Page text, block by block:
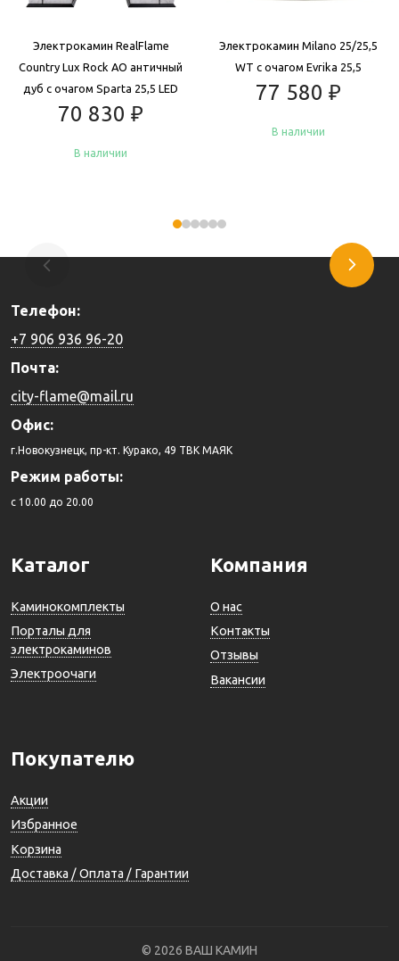
Электрокамин RealFlame
Country Lux Rock AO античный
дуб с очагом Sparta 25,5 LED
70 830 ₽
В наличии
Электрокамин Milano 25/25,5
WT с очагом Evrika 25,5
77 580 ₽
В наличии
Телефон:
+7 906 936 96-20
Почта:
city-flame@mail.ru
Офис:
г.Новокузнецк, пр-кт. Курако, 49 ТВК МАЯК
Режим работы:
c 10.00 до 20.00
Каталог
Каминокомплекты
Порталы для
электрокаминов
Электроочаги
Компания
О нас
Контакты
Отзывы
Вакансии
Покупателю
Акции
Избранное
Корзина
Доставка / Оплата / Гарантии
© 2026 ВАШ КАМИН